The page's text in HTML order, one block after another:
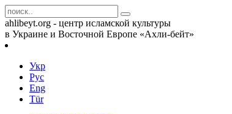
ahlibeyt.org - центр исламской культуры
в Украине и Восточной Европе «Ахли-бейт»
Укр
Рус
Eng
Tür